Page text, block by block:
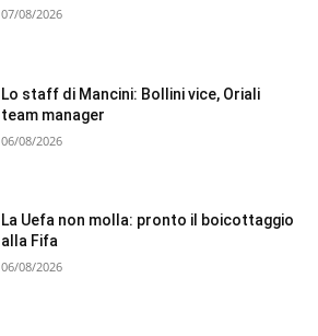
07/08/2026
Lo staff di Mancini: Bollini vice, Oriali
team manager
06/08/2026
La Uefa non molla: pronto il boicottaggio
alla Fifa
06/08/2026